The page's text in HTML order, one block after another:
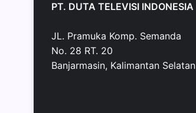
PT. DUTA TELEVISI INDONESIA
JL. Pramuka Komp. Semanda
No. 28 RT. 20
Banjarmasin, Kalimantan Selatan